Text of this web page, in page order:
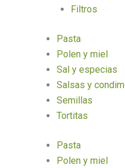
Filtros
Pasta
Polen y miel
Sal y especias
Salsas y
Semillas
Tortitas
Pasta
Polen y miel